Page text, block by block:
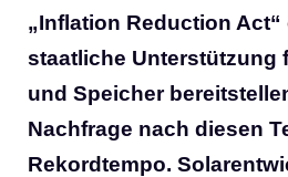
„Inflation Reduction
staatliche Unterstützung
und Speicher
Nachfrage nach diesen
Rekordtempo.